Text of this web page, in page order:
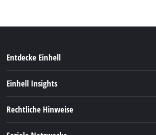
Entdecke Einhell
Akkusystem
Einhell Insights
Rechtliche Hinweise